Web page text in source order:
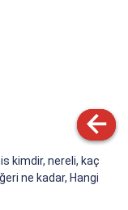
kimdir, nereli, kaç
ne kadar, Hangi